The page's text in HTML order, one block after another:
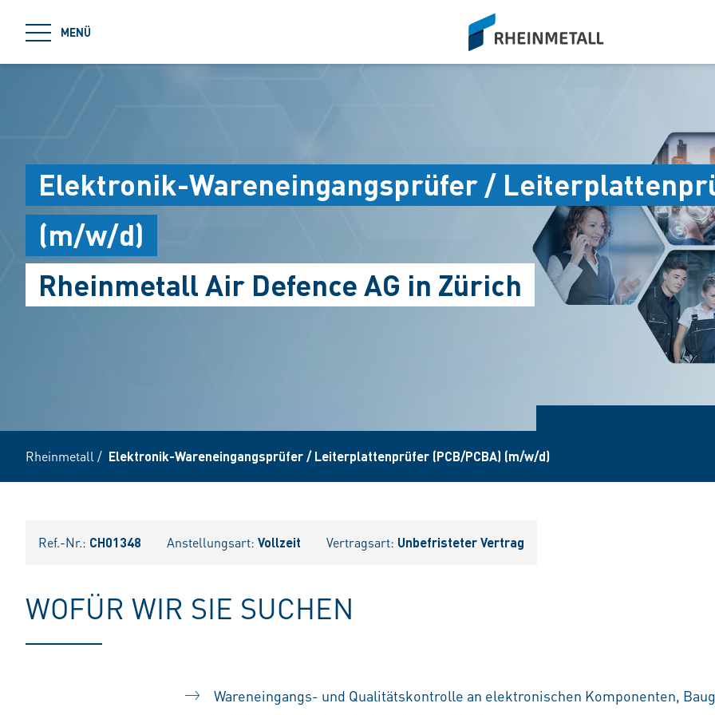
MENÜ
siteLogo
Elektronik-Wareneingangsprüfer /
(m/w/d)
Rheinmetall Air Defence AG in Zürich
Rheinmetall / Elektronik-Wareneingangsprüfer / Leiterplattenprüfer (PCB/PCBA) (m/w/d)
Ref.-Nr.: CH01348 Anstellungsart: Vollzeit Vertragsart: Unbefristeter Vertrag
WOFÜR WIR SIE SUCHEN
Wareneingangs- und Qualitätskontrolle an elektronischen Komponenten,